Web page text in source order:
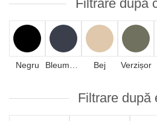
Filtrare după
Negru Bej Verzișor
Filtrare după